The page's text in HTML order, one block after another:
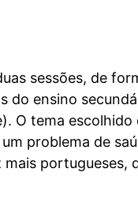
sessões, de
do ensino
O tema
problema de
mais portugueses,